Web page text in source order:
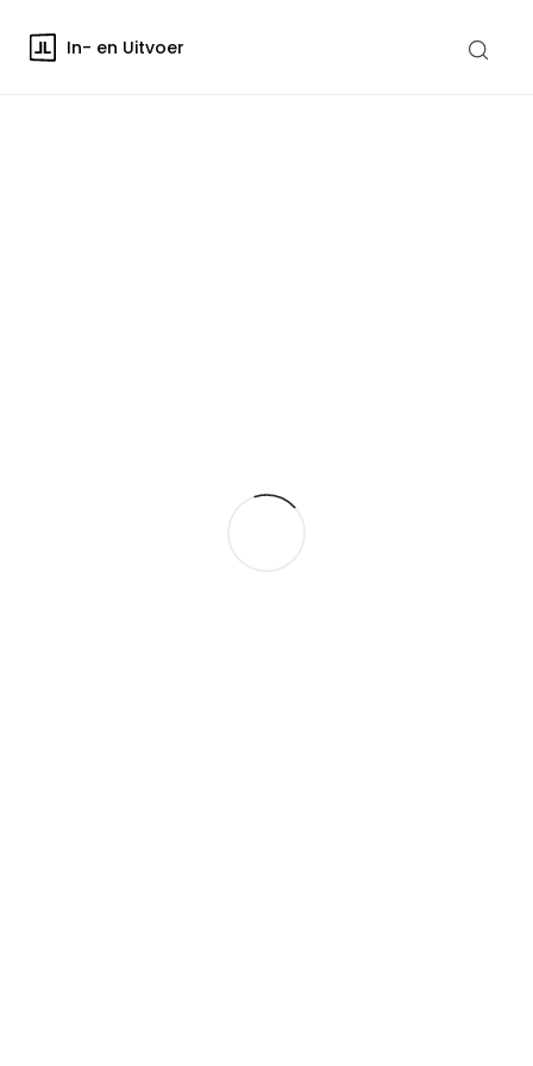
In- en Uitvoer